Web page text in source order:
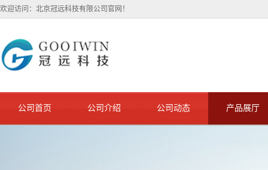
欢迎访问：北京冠远科技有限公司官网！
公司首页 公司介绍 公司动态 产品展厅